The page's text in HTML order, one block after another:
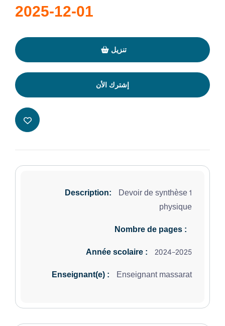
2025-12-01
تنزيل
إشترك الأن
Description:
Devoir de synthèse 1
physique
Nombre de pages :
Année scolaire : 2024-2025
Enseignant(e) : Enseignant massarat